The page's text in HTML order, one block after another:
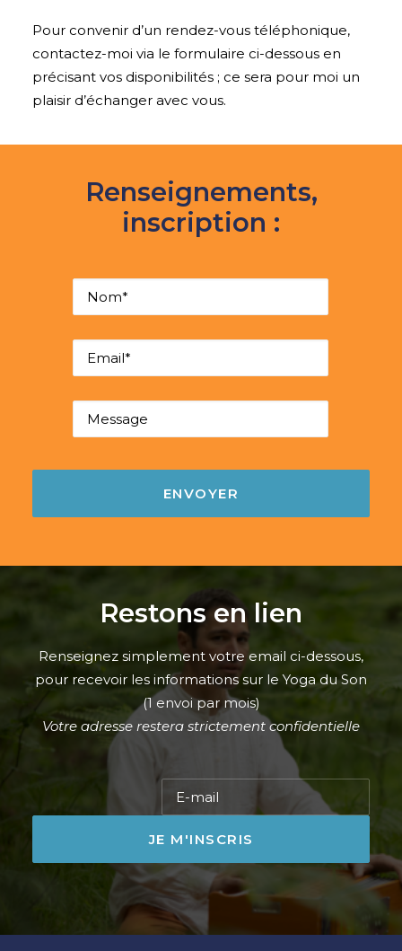
Pour convenir d’un rendez-vous téléphonique,
contactez-moi via le formulaire ci-dessous en
précisant vos disponibilités ; ce sera pour moi un
plaisir d’échanger avec vous.
Renseignements,
inscription :
Restons en lien
Renseignez simplement votre email ci-dessous,
pour recevoir les informations sur le Yoga du Son
(1 envoi par mois)
Votre adresse restera strictement confidentielle